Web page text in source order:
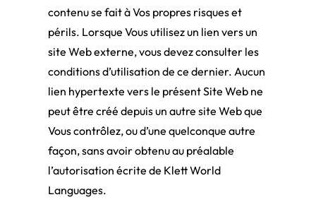
contenu se fait à Vos propres risques et
périls. Lorsque Vous utilisez un lien vers un
site Web externe, vous devez consulter les
conditions d’utilisation de ce dernier. Aucun
lien hypertexte vers le présent Site Web ne
peut être créé depuis un autre site Web que
Vous contrôlez, ou d’une quelconque autre
façon, sans avoir obtenu au préalable
l’autorisation écrite de Klett World
Languages.